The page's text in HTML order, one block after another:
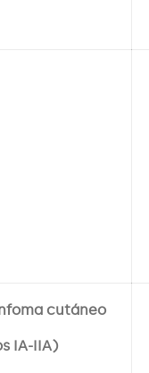
cutáneo
IA-IIA)